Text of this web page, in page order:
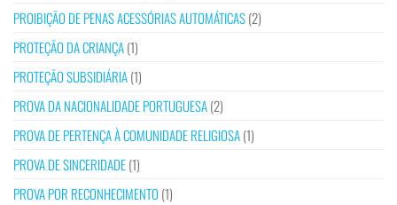
PROIBIÇÃO DE PENAS ACESSÓRIAS AUTOMÁTICAS(2)
PROTEÇÃO DA CRIANÇA(1)
PROTEÇÃO SUBSIDIÁRIA(1)
PROVA DA NACIONALIDADE PORTUGUESA(2)
PROVA DE PERTENÇA À COMUNIDADE RELIGIOSA(1)
PROVA DE SINCERIDADE(1)
PROVA POR RECONHECIMENTO (1)